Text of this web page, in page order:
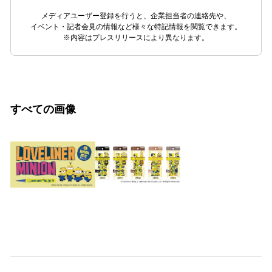
メディアユーザー登録を行うと、企業担当者の連絡先や、
イベント・記者会見の情報など様々な特記情報を閲覧できます。
※内容はプレスリリースにより異なります。
すべての画像